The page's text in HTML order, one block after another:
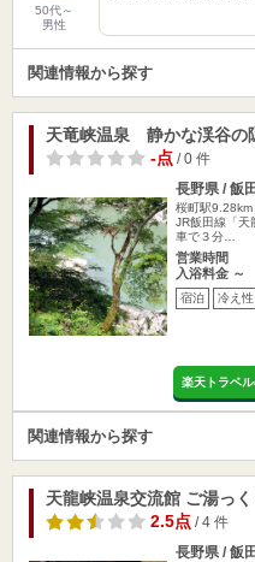
50代～
男性
関連情報から探す
天竜峡温泉 静かな渓谷
-点/ 0 件
長野県 / 飯
桜町駅9.28km
JR飯田線「天
車で３分…
営業時間
入浴料金 ～
宿泊 冷え性
楽天トラベ
関連情報から探す
天龍峡温泉交流館 ご湯っく
2.5点/ 4 件
長野県 / 飯